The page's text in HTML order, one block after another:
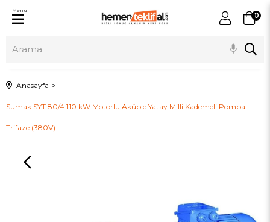
0
Menu
Anasayfa
Sumak SYT 80/4 110 kW Motorlu Aküple Yatay Milli Kademeli Pompa
Trifaze (380V)